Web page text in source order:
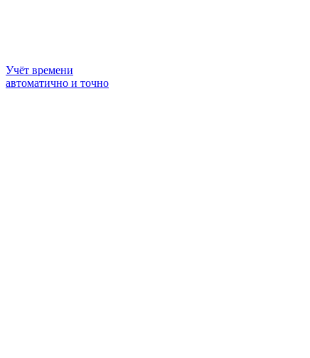
Учёт времени
автоматично и точно